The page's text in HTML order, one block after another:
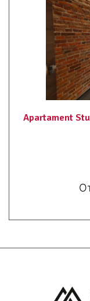
papier
aneks
lodówka
kuchenka
czajnik
przybory
płyta
ręczniki
dojście na
sauna (
Apartament